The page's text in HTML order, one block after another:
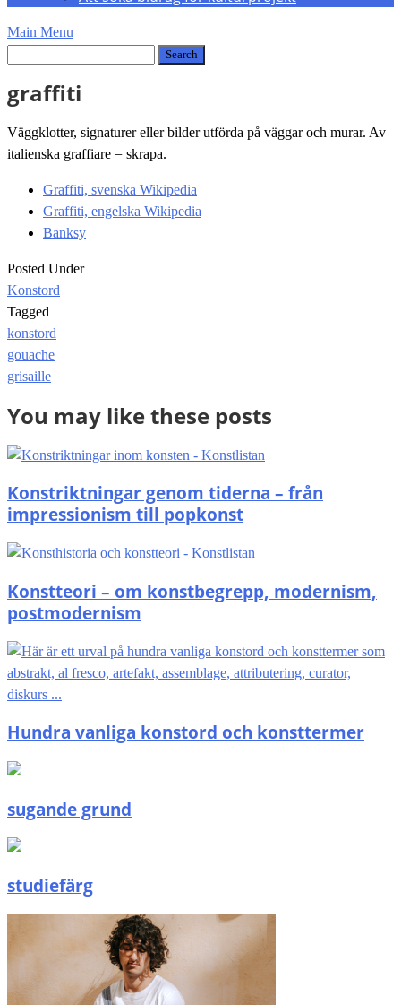
Main Menu
graffiti
Väggklotter, signaturer eller bilder utförda på väggar och murar. Av
italienska graffiare = skrapa.
Graffiti, svenska Wikipedia
Graffiti, engelska Wikipedia
Banksy
Posted Under
Konstord
Tagged
konstord
Post
navigation
gouache
grisaille
You may like these posts
Konstriktningar genom tiderna – från
impressionism till popkonst
Konstteori – om konstbegrepp, modernism,
postmodernism
Hundra vanliga konstord och konsttermer
sugande grund
studiefärg